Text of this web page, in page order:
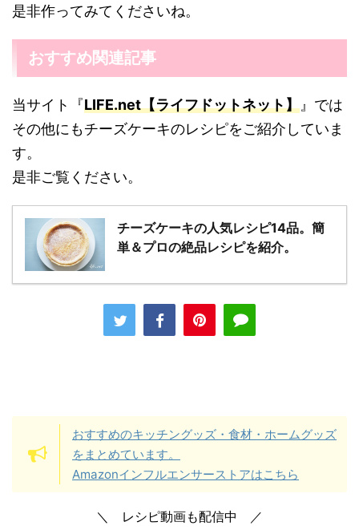
是非作ってみてくださいね。
おすすめ関連記事
当サイト『LIFE.net【ライフドットネット】 』では
その他にもチーズケーキのレシピをご紹介していま
す。
是非ご覧ください。
チーズケーキの人気レシピ14品。簡
単＆プロの絶品レシピを紹介。
おすすめのキッチングッズ・食材・ホームグッズ
をまとめています。
Amazonインフルエンサーストアはこちら
＼ レシピ動画も配信中 ／